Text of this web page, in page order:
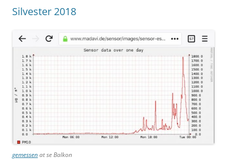
Silvester 2018
gemessenat se Balkon